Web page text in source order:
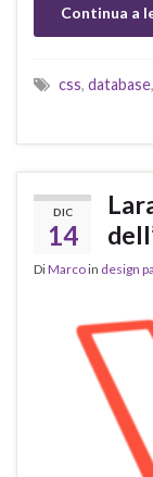
Continua a
css, database,
DIC
14
DiMarcoin design